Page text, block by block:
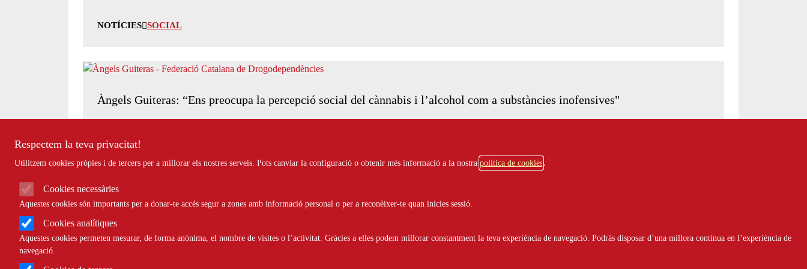
Respectem la teva privacitat!
Utilitzem cookies pròpies i de tercers per a millorar els nostres serveis. Pots canviar la configuració o obtenir més informació a la nostra política de cookies
Cookies necessàries
Aquestes cookies són importants per a donar-te accés segur a zones amb informació personal o per a reconèixer-te quan inicies sessió.
Cookies analítiques
Aquestes cookies permeten mesurar, de forma anònima, el nombre de visites o l’activitat. Gràcies a elles podem millorar constantment la teva experiència de navegació. Podràs disposar d’una millora contínua en l’experiència de
navegació.
NOTÍCIES SOCIAL
Àngels Guiteras: “Ens preocupa la percepció social del cànnabis i l’alcohol com a substàncies inofensives"